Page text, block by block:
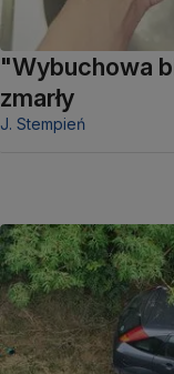
"Wybuchowa
zmarły
J. Stempień